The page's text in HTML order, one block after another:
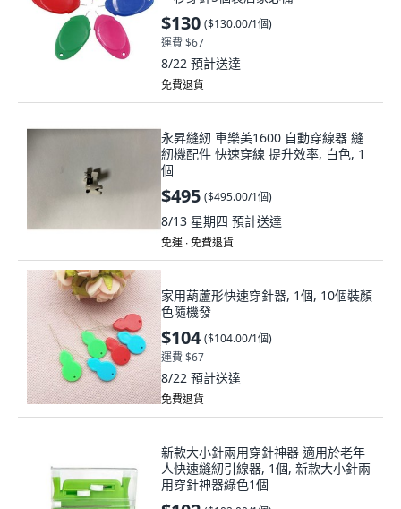
$130 ($130.00/1個)
運費 $67
8/22 預計送達
免費退貨
永昇縫紉 車樂美1600 自動穿線器 縫
紉機配件 快速穿線 提升效率, 白色, 1
個
$495 ($495.00/1個)
8/13 星期四 預計送達
免運 ∙ 免費退貨
家用葫蘆形快速穿針器, 1個, 10個裝顏
色隨機發
$104 ($104.00/1個)
運費 $67
8/22 預計送達
免費退貨
新款大小針兩用穿針神器 適用於老年
人快速縫紉引線器, 1個, 新款大小針兩
用穿針神器綠色1個